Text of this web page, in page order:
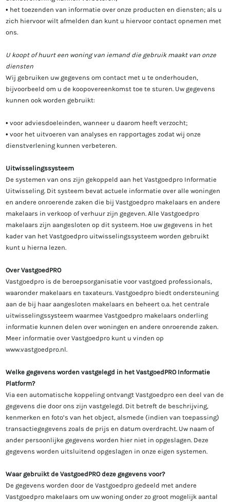
• het toezenden van informatie over onze producten en diensten; als u
zich hiervoor wilt afmelden dan kunt u hiervoor contact opnemen met
ons.
U koopt of huurt een woning van iemand die gebruik maakt van onze
diensten
Wij gebruiken uw gegevens om contact met u te onderhouden,
bijvoorbeeld om u de koopovereenkomst toe te sturen. Uw gegevens
kunnen ook worden gebruikt:
• voor adviesdoeleinden, wanneer u daarom heeft verzocht;
• voor het uitvoeren van analyses en rapportages zodat wij onze
dienstverlening kunnen verbeteren.
Uitwisselingssysteem
De systemen van ons zijn gekoppeld aan het Vastgoedpro Informatie
Uitwisseling. Dit systeem bevat actuele informatie over alle woningen
en andere onroerende zaken die bij Vastgoedpro makelaars en andere
makelaars in verkoop of verhuur zijn gegeven. Alle Vastgoedpro
makelaars zijn aangesloten op dit systeem. Hoe uw gegevens in het
kader van het Vastgoedpro uitwisselingssysteem worden gebruikt
kunt u hierna lezen.
Over VastgoedPRO
Vastgoedpro is de beroepsorganisatie voor vastgoed professionals,
waaronder makelaars en taxateurs. Vastgoedpro biedt ondersteuning
aan de bij haar aangesloten makelaars en beheert o.a. het centrale
uitwisselingssysteem waarmee Vastgoedpro makelaars onderling
informatie kunnen delen over woningen en andere onroerende zaken.
Meer informatie over Vastgoedpro kunt u vinden op
www.vastgoedpro.nl.
Welke gegevens worden vastgelegd in het VastgoedPRO Informatie
Platform?
Via een automatische koppeling ontvangt Vastgoedpro een deel van de
gegevens die door ons zijn vastgelegd. Dit betreft de beschrijving,
kenmerken en foto’s van het object, alsmede (indien van toepassing)
transactiegegevens zoals de prijs en datum overdracht. Uw naam of
ander persoonlijke gegevens worden hier niet in opgeslagen. Deze
gegevens worden uitsluitend opgeslagen in onze eigen systemen.
Waar gebruikt de VastgoedPRO deze gegevens voor?
De gegevens worden door de Vastgoedpro gedeeld met andere
Vastgoedpro makelaars om uw woning onder zo groot mogelijk aantal